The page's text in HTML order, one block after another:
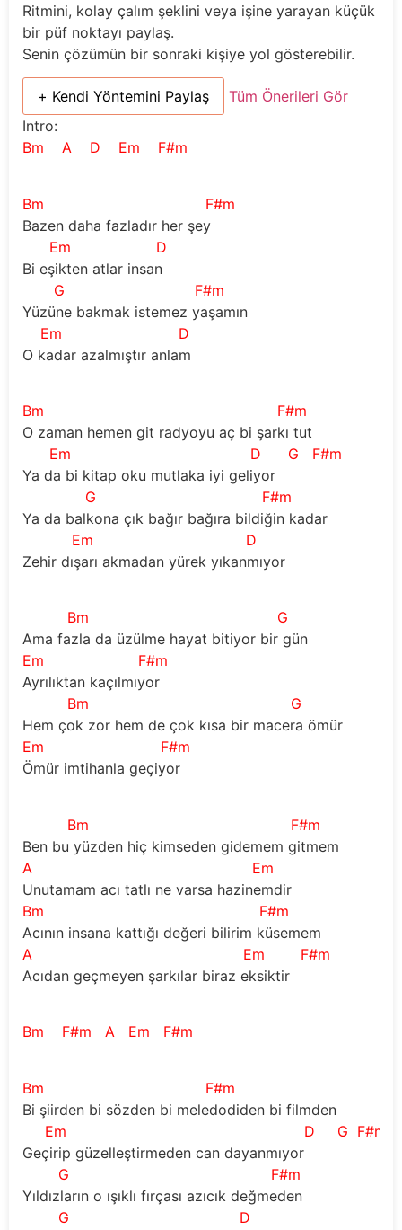
Ritmini, kolay çalım şeklini veya işine yarayan küçük
bir püf noktayı paylaş.
Senin çözümün bir sonraki kişiye yol gösterebilir.
+ Kendi Yöntemini Paylaş
Tüm Önerileri Gör
Intro:
Bm
A D Em F#m
Bm
F#m
Bazen daha fazladır her şey
Em
D
Bi eşikten atlar insan
G
F#m
Yüzüne bakmak istemez yaşamın
Em
D
O kadar azalmıştır anlam
Bm
F#m
O zaman hemen git radyoyu aç bi şarkı tut
Em
D G
F#m
Ya da bi kitap oku mutlaka iyi geliyor
G
F#m
Ya da balkona çık bağır bağıra bildiğin kadar
Em
D
Zehir dışarı akmadan yürek yıkanmıyor
Bm
G
Ama fazla da üzülme hayat bitiyor bir gün
Em
F#m
Ayrılıktan kaçılmıyor
Bm
G
Hem çok zor hem de çok kısa bir macera ömür
Em
F#m
Ömür imtihanla geçiyor
Bm
F#m
Ben bu yüzden hiç kimseden gidemem gitmem
A
Em
Unutamam acı tatlı ne varsa hazinemdir
Bm
F#m
Acının insana kattığı değeri bilirim küsemem
A
Em
F#m
Acıdan geçmeyen şarkılar biraz eksiktir
Bm F#m A Em F#m
Bm
F#m
Bi şiirden bi sözden bi meledodiden bi filmden
Em
D G F#m
Geçirip güzelleştirmeden can dayanmıyor
G
F#m
Yıldızların o ışıklı fırçası azıcık değmeden
G
D